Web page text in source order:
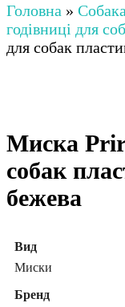
аксесуари та
Україні
Головна »
годівниці для
для собак
Миска
собак
бежева
Вид
Миски
Бренд